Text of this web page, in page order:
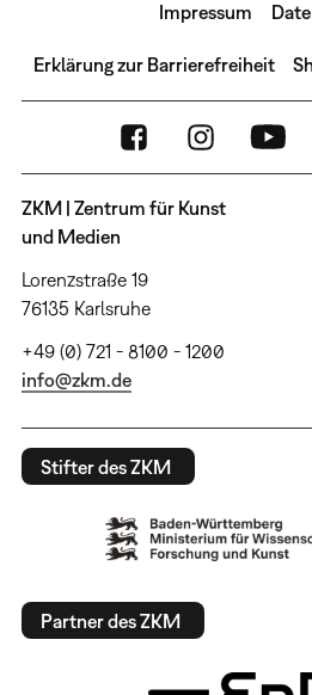
Impressum
Erklärung zur Barrierefreiheit
ZKM | Zentrum für Kunst
und Medien
Lorenzstraße 19
76135 Karlsruhe
+49 (0) 721 - 8100 - 1200
info@zkm.de
Stifter des ZKM
Partner des ZKM